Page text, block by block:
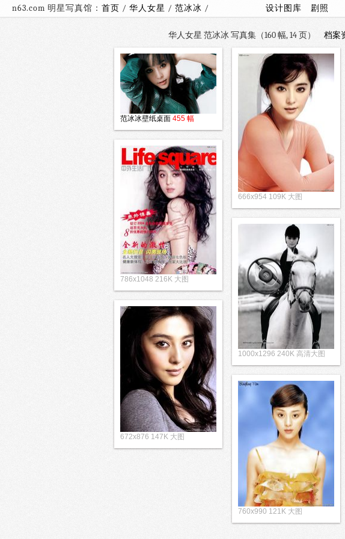
n63.com 明星写真馆： 首页 / 华人女星 / 范冰冰 / 设计图库 剧照
华人女星 范冰冰 写真集（160 幅, 14 页） 档案
范冰冰壁纸桌面 455 幅
666x954 109K 大图
786x1048 216K 大图
1000x1296 240K 高清大图
672x876 147K 大图
760x990 121K 大图